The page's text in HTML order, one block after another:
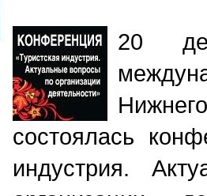
20
состоялась
индустрия.